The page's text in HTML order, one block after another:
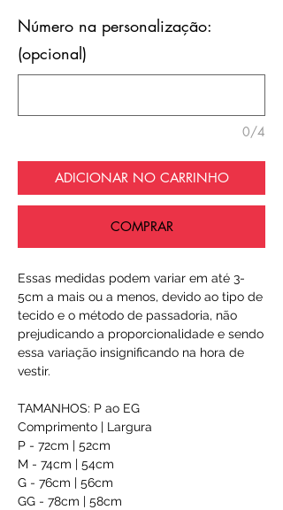
Número na personalização:
(opcional)
0/4
ADICIONAR NO CARRINHO
COMPRAR
Essas medidas podem variar em até 3-
5cm a mais ou a menos, devido ao tipo de
tecido e o método de passadoria, não
prejudicando a proporcionalidade e sendo
essa variação insignificando na hora de
vestir.
TAMANHOS: P ao EG
Comprimento | Largura
P - 72cm | 52cm
M - 74cm | 54cm
G - 76cm | 56cm
GG - 78cm | 58cm